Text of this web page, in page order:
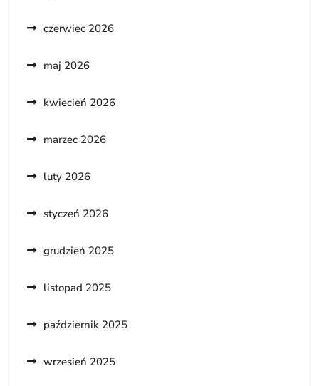
czerwiec 2026
maj 2026
kwiecień 2026
marzec 2026
luty 2026
styczeń 2026
grudzień 2025
listopad 2025
październik 2025
wrzesień 2025